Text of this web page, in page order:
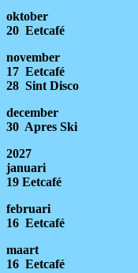
oktober
20 Eetcafé
november
17 Eetcafé
28 Sint Disco
december
30 Apres Ski
2027
januari
19 Eetcafé
februari
16 Eetcafé
maart
16 Eetcafé